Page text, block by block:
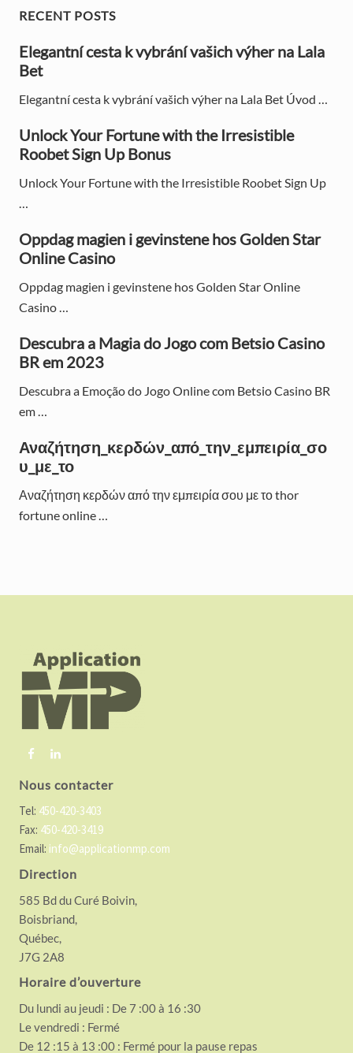
P
s
P
s
P
r
i
m
a
r
y
S
i
d
e
b
a
r
RECENT POSTS
Elegantní cesta k vybrání vašich výher na Lala
Bet
Elegantní cesta k vybrání vašich výher na Lala Bet Úvod …
Unlock Your Fortune with the Irresistible
Roobet Sign Up Bonus
Unlock Your Fortune with the Irresistible Roobet Sign Up
…
Oppdag magien i gevinstene hos Golden Star
Online Casino
Oppdag magien i gevinstene hos Golden Star Online
Casino …
Descubra a Magia do Jogo com Betsio Casino
BR em 2023
Descubra a Emoção do Jogo Online com Betsio Casino BR
em …
Αναζήτηση_κερδών_από_την_εμπειρία_σο
υ_με_το
Αναζήτηση κερδών από την εμπειρία σου με το thor
fortune online …
Nous contacter
Tel: 450-420-3403
Fax: 450-420-3419
Email: info@applicationmp.com
Direction
585 Bd du Curé Boivin,
Boisbriand,
Québec,
J7G 2A8
Horaire d’ouverture
Du lundi au jeudi : De 7 :00 à 16 :30
Le vendredi : Fermé
De 12 :15 à 13 :00 : Fermé pour la pause repas